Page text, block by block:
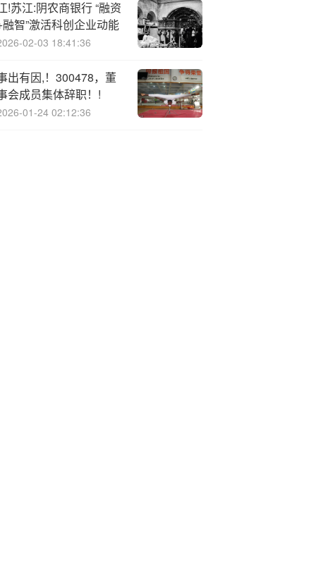
!苏江:阴农商银行 “融资
融智”激活科创企业动能
02-03 18:41:36
出有因,！300478，董
会成员集体辞职！!
01-24 02:12:36